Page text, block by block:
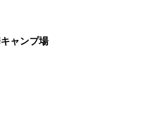
ャンプ場